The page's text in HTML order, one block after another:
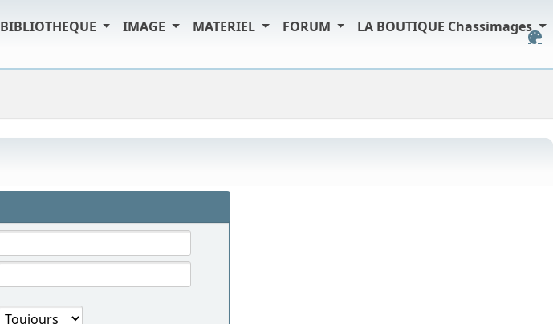
BIBLIOTHEQUE IMAGE MATERIEL FORUM LA BOUTIQUE Chassimages